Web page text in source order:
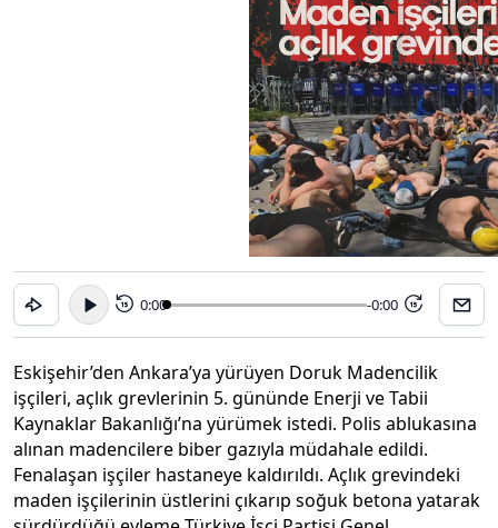
15 0:00 -0:00 15
Eskişehir’den Ankara’ya yürüyen Doruk Madencilik
işçileri, açlık grevlerinin 5. gününde Enerji ve Tabii
Kaynaklar Bakanlığı’na yürümek istedi. Polis ablukasına
alınan madencilere biber gazıyla müdahale edildi.
Fenalaşan işçiler hastaneye kaldırıldı. Açlık grevindeki
maden işçilerinin üstlerini çıkarıp soğuk betona yatarak